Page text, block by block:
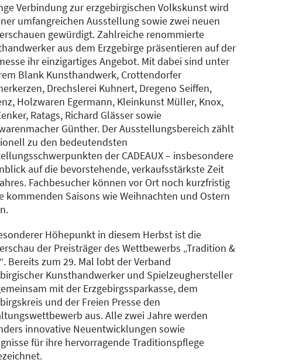
Verbindung zur erzgebirgischen Volkskunst wird
umfangreichen Ausstellung sowie zwei neuen
gewürdigt. Zahlreiche renommierte
aus dem Erzgebirge präsentieren auf der
ihr einzigartiges Angebot. Mit dabei sind unter
Blank Kunsthandwerk, Crottendorfer
Drechslerei Kuhnert, Dregeno Seiffen,
Holzwaren Egermann, Kleinkunst Müller, Knox,
Ratags, Richard Glässer sowie
Günther. Der Ausstellungsbereich zählt
zu den bedeutendsten
der CADEAUX – insbesondere
auf die bevorstehende, verkaufsstärkste Zeit
Fachbesucher können vor Ort noch kurzfristig
kommenden Saisons wie Weihnachten und Ostern
Höhepunkt in diesem Herbst ist die
der Preisträger des Wettbewerbs „Tradition &
Bereits zum 29. Mal lobt der Verband
Kunsthandwerker und Spielzeughersteller
mit der Erzgebirgssparkasse, dem
und der Freien Presse den
aus. Alle zwei Jahre werden
innovative Neuentwicklungen sowie
für ihre hervorragende Traditionspflege